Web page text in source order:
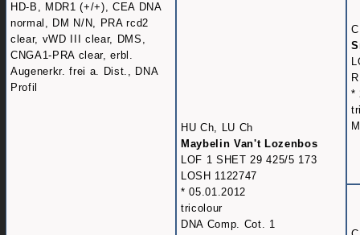
HD-B, MDR1 (+/+), CEA DNA
normal, DM N/N, PRA rcd2
clear, vWD III clear, DMS,
CNGA1-PRA clear, erbl.
Augenerkr. frei a. Dist., DNA
Profil
HU Ch, LU Ch
Maybelin Van't Lozenbos
LOF 1 SHET 29 425/5 173
LOSH 1122747
* 05.01.2012
tricolour
DNA Comp. Cot. 1
*